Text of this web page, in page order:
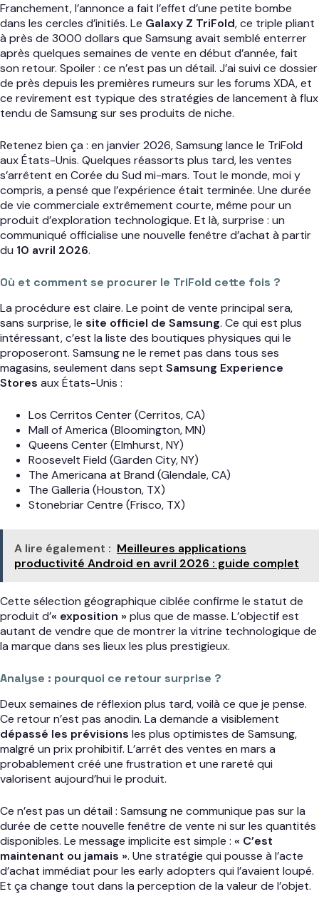
Franchement, l’annonce a fait l’effet d’une petite bombe
dans les cercles d’initiés. Le Galaxy Z TriFold, ce triple pliant
à près de 3000 dollars que Samsung avait semblé enterrer
après quelques semaines de vente en début d’année, fait
son retour. Spoiler : ce n’est pas un détail. J’ai suivi ce dossier
de près depuis les premières rumeurs sur les forums XDA, et
ce revirement est typique des stratégies de lancement à flux
tendu de Samsung sur ses produits de niche.
Retenez bien ça : en janvier 2026, Samsung lance le TriFold
aux États-Unis. Quelques réassorts plus tard, les ventes
s’arrêtent en Corée du Sud mi-mars. Tout le monde, moi y
compris, a pensé que l’expérience était terminée. Une durée
de vie commerciale extrêmement courte, même pour un
produit d’exploration technologique. Et là, surprise : un
communiqué officialise une nouvelle fenêtre d’achat à partir
du 10 avril 2026.
Où et comment se procurer le TriFold cette fois ?
La procédure est claire. Le point de vente principal sera,
sans surprise, le site officiel de Samsung. Ce qui est plus
intéressant, c’est la liste des boutiques physiques qui le
proposeront. Samsung ne le remet pas dans tous ses
magasins, seulement dans sept Samsung Experience
Stores aux États-Unis :
Los Cerritos Center (Cerritos, CA)
Mall of America (Bloomington, MN)
Queens Center (Elmhurst, NY)
Roosevelt Field (Garden City, NY)
The Americana at Brand (Glendale, CA)
The Galleria (Houston, TX)
Stonebriar Centre (Frisco, TX)
A lire également : Meilleures applications
productivité Android en avril 2026 : guide complet
Cette sélection géographique ciblée confirme le statut de
produit d’« exposition »plus que de masse. L’objectif est
autant de vendre que de montrer la vitrine technologique de
la marque dans ses lieux les plus prestigieux.
Analyse : pourquoi ce retour surprise ?
Deux semaines de réflexion plus tard, voilà ce que je pense.
Ce retour n’est pas anodin. La demande a visiblement
dépassé les prévisions les plus optimistes de Samsung,
malgré un prix prohibitif. L’arrêt des ventes en mars a
probablement créé une frustration et une rareté qui
valorisent aujourd’hui le produit.
Ce n’est pas un détail : Samsung ne communique pas sur la
durée de cette nouvelle fenêtre de vente ni sur les quantités
disponibles. Le message implicite est simple : « C’est
maintenant ou jamais ». Une stratégie qui pousse à l’acte
d’achat immédiat pour les early adopters qui l’avaient loupé.
Et ça change tout dans la perception de la valeur de l’objet.